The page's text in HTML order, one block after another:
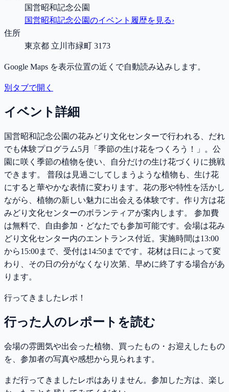
国営昭和記念公園
国営昭和記念公園のイベント履歴を見る›
住所
東京都 立川市緑町 3173
Google Maps を表示位置の近くで自動読み込みします。
別タブで開く
イベント詳細
国営昭和記念公園の花みどり文化センターで行われる、だれ
でも体験プログラム5月「季節の生け花をつくろう！」。公
園に咲く季節の植物を使い、自分だけの生け花づくりに挑戦
できます。 普段は見過ごしてしまうような植物も、生け花
にすると華やかな表情に変わります。花の形や特性を活かし
ながら、植物の新しい魅力に出会える体験です。作り方は花
みどり文化センターのボランティアが案内します。 参加費
は無料で、自由参加・どなたでも参加可能です。会場は花み
どり文化センター内のエントランス付近。実施時間は13:00
から15:00まで、受付は14:50までです。花材は日によって変
わり、その日の分がなくなり次第、早めに終了する場合があ
ります。
行ってきましたレポ！
行った人のレポートを読む
会場の雰囲気や出会った植物、買ったもの・お迎えしたもの
を、参加者の写真や感想から見られます。
まだ行ってきましたレポはありません。参加した方は、楽し